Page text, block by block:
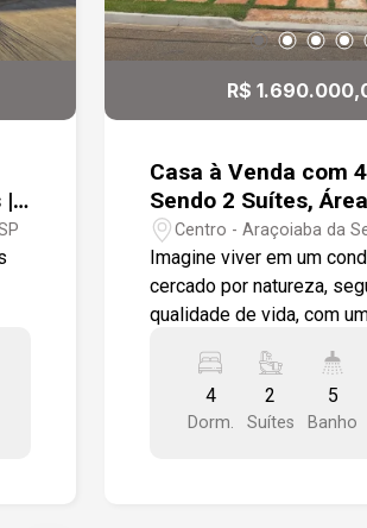
|
R$
Casa à Venda com
Sendo 2 Suítes,
e Piscina em
Serra/SP
Centro - Araçoiaba da
Imagine viver em um
cercado por natureza,
qualidade de vida, com
residência une conforto,
ambientes planejados
família. Localizado na entrada de
4
Dorm.
2
Suítes
5
Banho